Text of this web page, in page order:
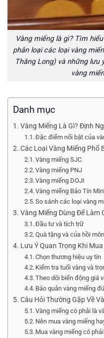
Vàng miếng là gì? Tìm
phân loại các loại vàng
Thăng Long) và những lưu
vàng
Danh mục
Vàng Miếng Là Gì? Định
Đặc điểm nổi bật của
Các Loại Vàng Miếng Phổ
Vàng miếng SJC
Vàng miếng PNJ
Vàng miếng DOJI
Vàng miếng Bảo Tín
So sánh các loại vàng
Vàng Miếng Dùng Để Làm
Đầu tư và tích trữ
Quà tặng và của hồi môn
Lưu Ý Quan Trọng Khi
Chọn thương hiệu uy tín
Kiểm tra tuổi vàng và
Theo dõi biến động giá
Bảo quản vàng miếng
Câu Hỏi Thường Gặp Về
Vàng miếng có phải là
Nên mua vàng miếng
Mua vàng miếng có